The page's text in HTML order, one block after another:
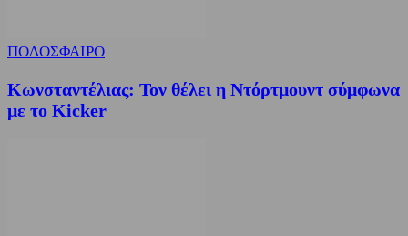
ΠΟΔΟΣΦΑΙΡΟ
Κωνσταντέλιας: Τον θέλει η Ντόρτμουντ σύμφωνα
με το Kicker